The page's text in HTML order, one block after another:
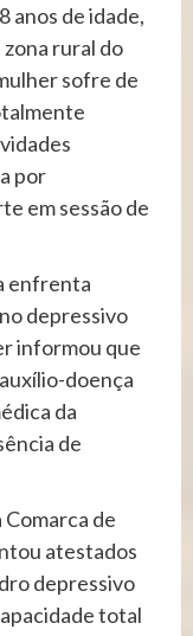
anos de idade,
rural do
sofre de
por
em sessão de
enfrenta
depressivo
informou que
doença
da
de
Comarca de
atestados
depressivo
total